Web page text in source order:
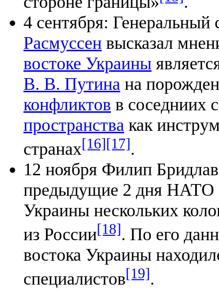
4 сентября:
Расмуссен высказал
востоке Украины
В. В. Путина на
конфликтов в соседниих
пространства как
странах[16][17].
12 ноября Филип
предыдущие 2 дня НАТО
Украины нескольких
из России[18]. По его
востока Украины
специалистов[19].